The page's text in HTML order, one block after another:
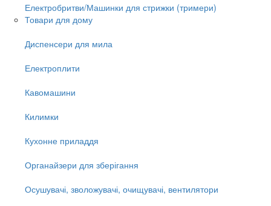
Електробритви/Машинки для стрижки (тримери)
Товари для дому
Диспенсери для мила
Електроплити
Кавомашини
Килимки
Кухонне приладдя
Органайзери для зберігання
Осушувачі, зволожувачі, очищувачі, вентилятори